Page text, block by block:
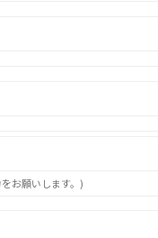
お願いします。)